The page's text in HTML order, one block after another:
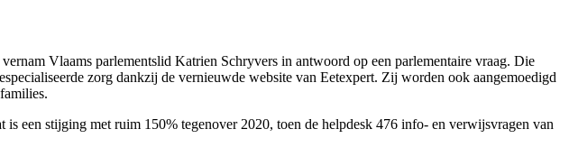
Vlaams parlementslid Katrien Schryvers in antwoord op een parlementaire vraag. Die
zorg dankzij de vernieuwde website van Eetexpert. Zij worden ook aangemoedigd
een stijging met ruim 150% tegenover 2020, toen de helpdesk 476 info- en verwijsvragen van